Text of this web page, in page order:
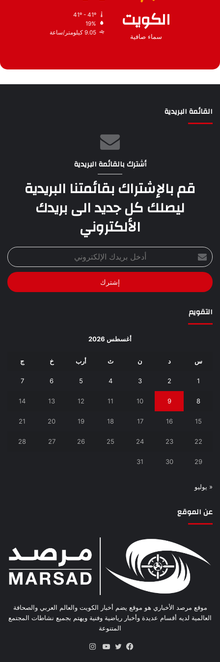
الكويت
سماء صافية
19%
9.05 كيلومتر/ساعة
القائمة البريدية
أشترك بالقائمة البريدية
قم بالإشتراك بقائمتنا البريدية
ليصلك كل جديد الى بريدك
الألكتروني
أدخل
بريدك
الإلكتروني
التقويم
أغسطس 2026
س د ن ث أرب خ ج
1
2
3
4
5
6
7
8
9
10
11
12
13
14
15
16
17
18
19
20
21
22
23
24
25
26
27
28
29
30
31
« يوليو
عن الموقع
موقع مرصد الأخباري هو موقع يضم أخبار الكويت والعالم العربي والصحافة
العالمية لديه أقسام عديدة وأخبار رياضية وفنية ويهتم بجميع نشاطات المجتمع
المتنوعة